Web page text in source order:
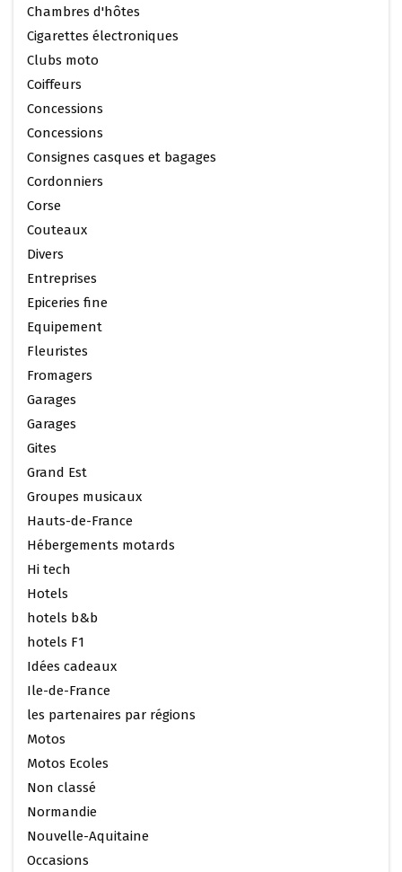
Chambres d'hôtes
Cigarettes électroniques
Clubs moto
Coiffeurs
Concessions
Concessions
Consignes casques et bagages
Cordonniers
Corse
Couteaux
Divers
Entreprises
Epiceries fine
Equipement
Fleuristes
Fromagers
Garages
Garages
Gites
Grand Est
Groupes musicaux
Hauts-de-France
Hébergements motards
Hi tech
Hotels
hotels b&b
hotels F1
Idées cadeaux
Ile-de-France
les partenaires par régions
Motos
Motos Ecoles
Non classé
Normandie
Nouvelle-Aquitaine
Occasions